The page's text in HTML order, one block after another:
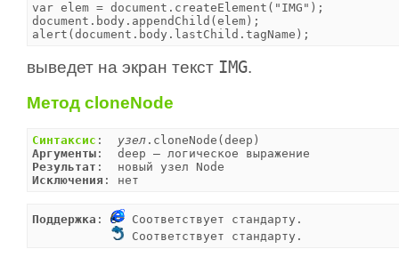
var elem = document.createElement("IMG");
document.body.appendChild(elem);
alert(document.body.lastChild.tagName);
выведет на экран текст IMG.
Метод cloneNode
Синтаксис : узел
Аргументы
Результат
Исключения : нет
Поддержка :
Соответствует стандарту.
Соответствует стандарту.